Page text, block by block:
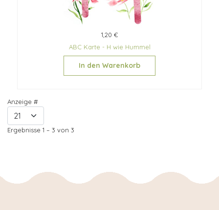
1,20 €
ABC Karte - H wie Hummel
In den Warenkorb
Anzeige #
Ergebnisse 1 – 3 von 3